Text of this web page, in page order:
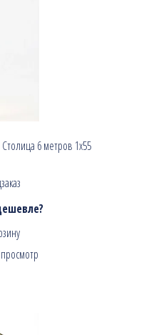
6 метров 1х55